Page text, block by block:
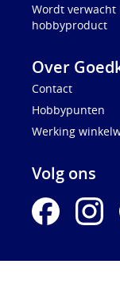
Wordt
hobbyproduct
Over
Contact
Hobbypunten
Werking
Volg ons